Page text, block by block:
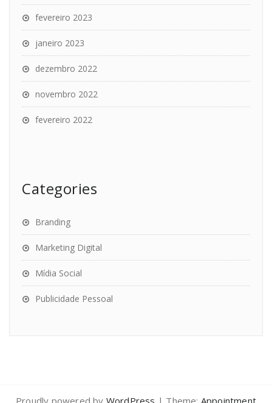
fevereiro 2023
janeiro 2023
dezembro 2022
novembro 2022
fevereiro 2022
Categories
Branding
Marketing Digital
Mídia Social
Publicidade Pessoal